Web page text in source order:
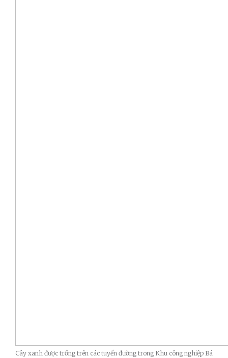
Cây xanh được trồng trên các tuyến đường trong Khu công nghiệp Bá